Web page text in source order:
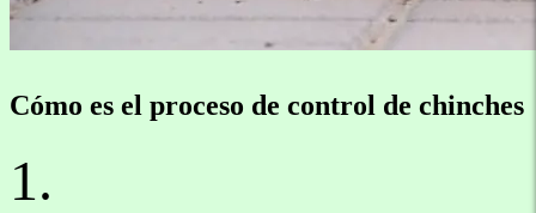
Cómo es el proceso de control de chinches
1.